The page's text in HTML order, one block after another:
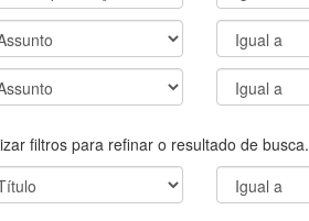
filtros para refinar o resultado de busca.